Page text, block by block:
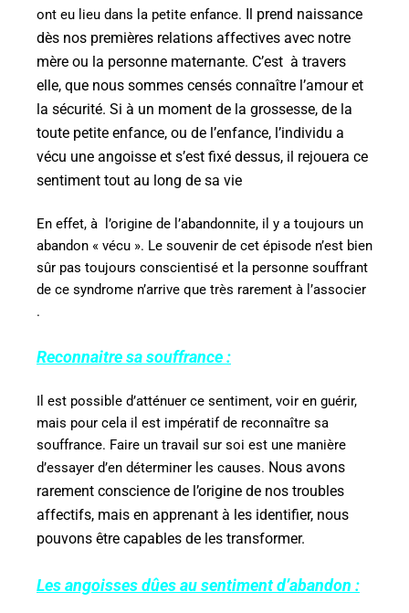
ont eu lieu dans la petite enfance. Il prend naissance
dès nos premières relations affectives avec notre
mère ou la personne maternante. C’est à travers
elle, que nous sommes censés connaître l’amour et
la sécurité. Si à un moment de la grossesse, de la
toute petite enfance, ou de l’enfance, l’individu a
vécu une angoisse et s’est fixé dessus, il rejouera ce
sentiment tout au long de sa vie
En effet, à
l’origine de l’abandonnite, il y a toujours un
abandon « vécu ». Le souvenir de cet épisode n’est bien
sûr pas toujours conscientisé et la personne souffrant
de ce syndrome n’arrive que très rarement à l’associer
.
Reconnaitre sa souffrance :
Il est possible d’atténuer ce sentiment, voir en guérir,
mais pour cela il est impératif de reconnaître sa
souffrance. Faire un travail sur soi est une manière
d’essayer d’en déterminer les causes. Nous avons
rarement conscience de l’origine de nos troubles
affectifs, mais en apprenant à les identifier, nous
pouvons être capables de les transformer.
Les angoisses dûes au sentiment d’abandon :